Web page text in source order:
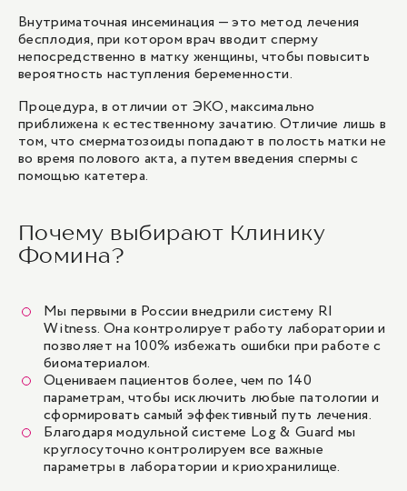
Внутриматочная инсеминация — это метод лечения
бесплодия, при котором врач вводит сперму
непосредственно в матку женщины, чтобы повысить
вероятность наступления беременности.
Процедура, в отличии от ЭКО, максимально
приближена к естественному зачатию. Отличие лишь в
том, что смерматозоиды попадают в полость матки не
во время полового акта, а путем введения спермы с
помощью катетера.
Почему выбирают Клинику
Фомина?
Мы первыми в России внедрили систему RI
Witness. Она контролирует работу лаборатории и
позволяет на 100% избежать ошибки при работе с
биоматериалом.
Оцениваем пациентов более, чем по 140
параметрам, чтобы исключить любые патологии и
сформировать самый эффективный путь лечения.
Благодаря модульной системе Log & Guard мы
круглосуточно контролируем все важные
параметры в лаборатории и криохранилище.